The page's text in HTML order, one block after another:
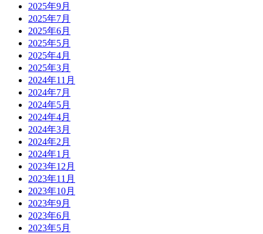
2025年9月
2025年7月
2025年6月
2025年5月
2025年4月
2025年3月
2024年11月
2024年7月
2024年5月
2024年4月
2024年3月
2024年2月
2024年1月
2023年12月
2023年11月
2023年10月
2023年9月
2023年6月
2023年5月